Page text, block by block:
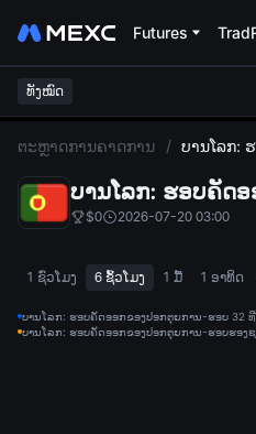
Futures
ທັງໝົດ
ຕະຫຼາດການຄາດການ / ບານໂລກ:
ບານໂລກ: ຮອບຄັດ
$0 2026-07-20 03:00
1 ຊົ່ວໂມງ 6 ຊົ້ວໂມງ 1 ມື້ 1 ອາທິດ
ບານໂລກ: ຮອບຄັດອອກຂອງປອກຕຸຍການ-ຮອບ 32
ບານໂລກ: ຮອບຄັດອອກຂອງປອກຕຸຍການ-ຮອບຮອງ